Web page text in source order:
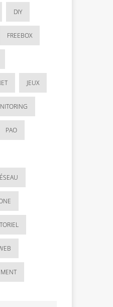
DIY
FREEBOX
JEUX
PAO